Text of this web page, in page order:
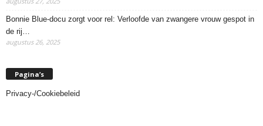
Bonnie Blue-docu zorgt voor rel: Verloofde van zwangere vrouw gespot in
de rij…
augustus 26, 2025
Pagina’s
Privacy-/Cookiebeleid